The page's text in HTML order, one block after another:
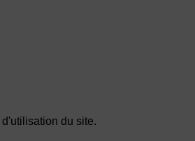
du site.